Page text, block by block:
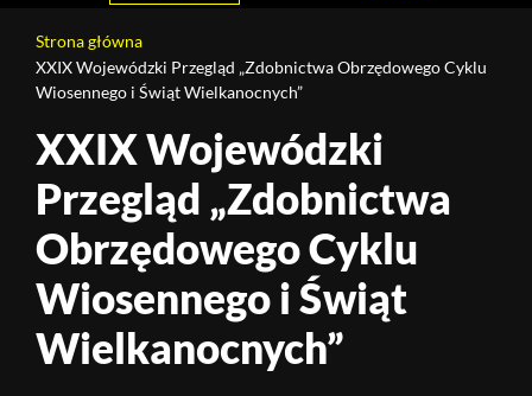
Cyklu
Wiosennego
Świąt
Wielkanocnych”
Strona główna
XXIX Wojewódzki Przegląd „Zdobnictwa Obrzędowego Cyklu
Wiosennego i Świąt Wielkanocnych”
Treść
stronyXXIX Wojewódzki
Przegląd „Zdobnictwa
Obrzędowego Cyklu
Wiosennego i Świąt
Wielkanocnych”